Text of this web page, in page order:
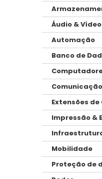
Áudio & Vídeo
Automação
Banco de
Extensões
Impressão &
Mobilidade
Proteção de